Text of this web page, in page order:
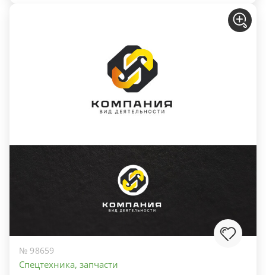
№ 98659
Спецтехника, запчасти